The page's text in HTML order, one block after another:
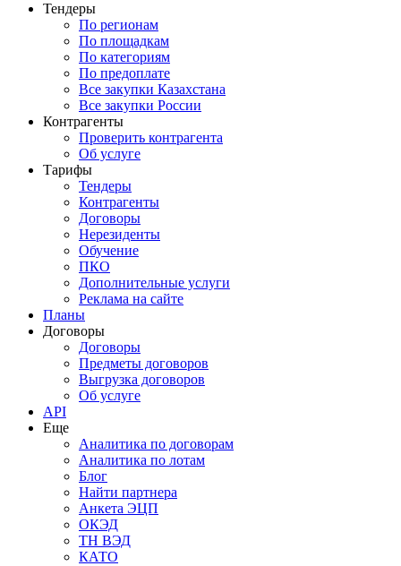
Тендеры
По регионам
По площадкам
По категориям
По предоплате
Все закупки Казахстана
Все закупки России
Контрагенты
Проверить контрагента
Об услуге
Тарифы
Тендеры
Контрагенты
Договоры
Нерезиденты
Обучение
ПКО
Дополнительные услуги
Реклама на сайте
Планы
Договоры
Договоры
Предметы договоров
Выгрузка договоров
Об услуге
API
Еще
Аналитика по договорам
Аналитика по лотам
Блог
Найти партнера
Анкета ЭЦП
ОКЭД
ТН ВЭД
КАТО